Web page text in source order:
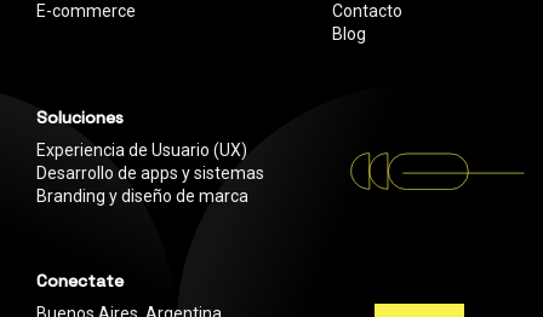
E-commerce
Soluciones
Experiencia de Usuario (UX)
Desarrollo de apps y sistemas
Branding y diseño de marca
Contacto
Blog
Conectate
Buenos Aires, Argentina